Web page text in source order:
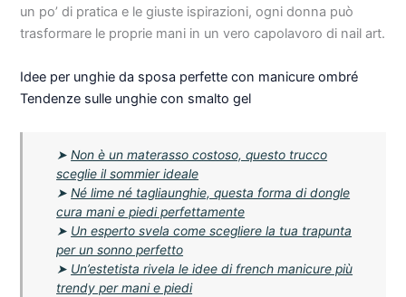
un po’ di pratica e le giuste ispirazioni, ogni donna può
trasformare le proprie mani in un vero capolavoro di nail art.
Idee per unghie da sposa perfette con manicure ombré
Tendenze sulle unghie con smalto gel
➤Non è un materasso costoso, questo trucco
sceglie il sommier ideale
➤Né lime né tagliaunghie, questa forma di dongle
cura mani e piedi perfettamente
➤ Un esperto svela come scegliere la tua trapunta
per un sonno perfetto
➤ Un’estetista rivela le idee di french manicure più
trendy per mani e piedi